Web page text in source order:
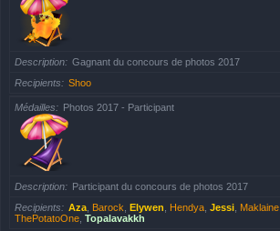
Description
Gagnant du concours de photos 2017
Recipients
Shoo
Médailles Photos 2017 - Participant
Description
Participant du concours de photos 2017
Recipients
Aza Barock Elywen Hendya Jessi Maklaine
ThePotatoOne Topalavakkh